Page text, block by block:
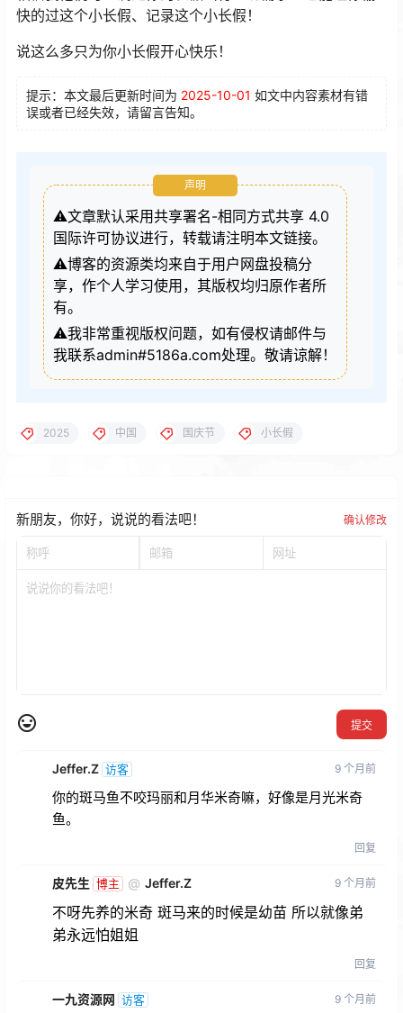
快的过这个小长假、记录这个小长假！
说这么多只为你小长假开心快乐！
提示：本文最后更新时间为 2025-10-01 如文中内容素材有错
误或者已经失效，请留言告知。
声明
⚠️文章默认采用共享署名-相同方式共享 4.0
国际许可协议进行，转载请注明本文链接。
⚠️博客的资源类均来自于用户网盘投稿分
享，作个人学习使用，其版权均归原作者所
有。
⚠️我非常重视版权问题，如有侵权请邮件与
我联系admin#5186a.com处理。敬请谅解！
2025 中国 国庆节 小长假
新朋友，你好，说说的看法吧！ 确认修改
提交
Jeffer.Z 访客 9 个月前
你的斑马鱼不咬玛丽和月华米奇嘛，好像是月光米奇
鱼。
回复
皮先生 博主 @ Jeffer.Z 9 个月前
不呀先养的米奇 斑马来的时候是幼苗 所以就像弟
弟永远怕姐姐
回复
一九资源网 访客 9 个月前